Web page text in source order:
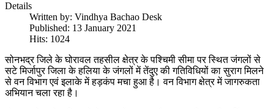
Details
Written by: Vindhya Bachao Desk
Published: 13 January 2021
Hits: 1024
सोनभद्र जिले के घोरावल तहसील क्षेत्र के पश्चिमी सीमा पर स्थित जंगलों से
सटे मिर्जापुर जिला के हलिया के जंगलों में तेंदुए की गतिविधियों का सुराग मिलने
से वन विभाग एवं इलाके में हड़कंप मचा हुआ है। वन विभाग क्षेत्र में जागरुकता
अभियान चला रहा है।